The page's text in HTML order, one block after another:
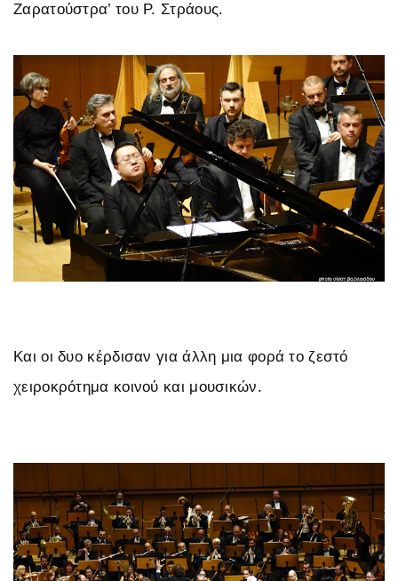
Ζαρατούστρα’ του Ρ. Στράους.
Και οι δυο κέρδισαν για άλλη μια φορά το ζεστό
χειροκρότημα κοινού και μουσικών.